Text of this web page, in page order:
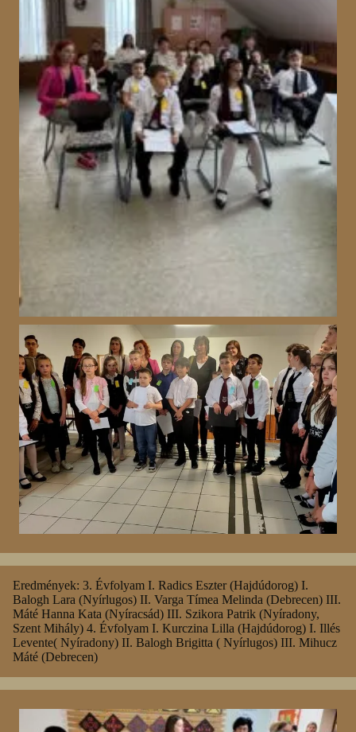
Eredmények: 3. Évfolyam I. Radics Eszter (Hajdúdorog) I.
Balogh Lara (Nyírlugos) II. Varga Tímea Melinda (Debrecen) III.
Máté Hanna Kata (Nyíracsád) III. Szikora Patrik (Nyíradony,
Szent Mihály) 4. Évfolyam I. Kurczina Lilla (Hajdúdorog) I. Illés
Levente( Nyíradony) II. Balogh Brigitta ( Nyírlugos) III. Mihucz
Máté (Debrecen)